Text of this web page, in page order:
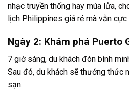
nhạc truyền thống hay múa lửa,
lịch Philippines giá rẻ mà vẫn cực
Ngày 2: Khám phá Puerto
7 giờ sáng, du khách đón bình
Sau đó, du khách sẽ thưởng thức
sạn.